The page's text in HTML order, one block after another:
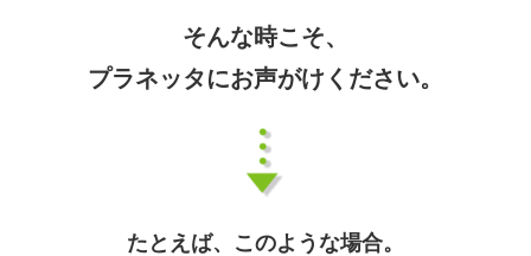
そんな時こそ、
プラネッタにお声がけください。
たとえば、このような場合。